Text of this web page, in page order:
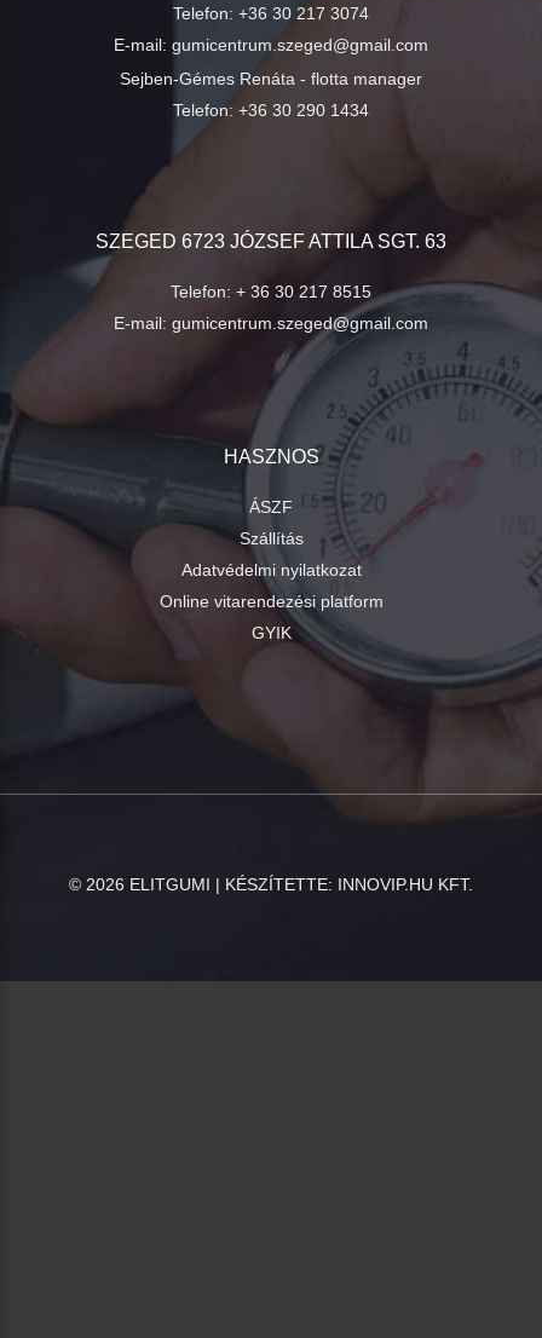
Telefon: +36 30 217 3074
E-mail: gumicentrum.szeged@gmail.com
Sejben-Gémes Renáta - flotta manager
Telefon: +36 30 290 1434
SZEGED 6723 JÓZSEF ATTILA SGT. 63
Telefon: + 36 30 217 8515
E-mail: gumicentrum.szeged@gmail.com
HASZNOS
ÁSZF
Szállítás
Adatvédelmi nyilatkozat
Online vitarendezési platform
GYIK
© 2026 ELITGUMI | KÉSZÍTETTE: INNOVIP.HU KFT.